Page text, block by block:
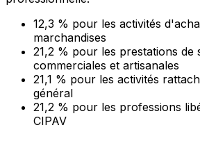
12,3 % pour les activités
marchandises
21,2 % pour les prestations de
commerciales et artisanales
21,1 % pour les activités
général
21,2 % pour les professions
CIPAV